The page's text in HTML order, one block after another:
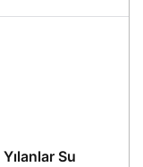
Yılanlar Su